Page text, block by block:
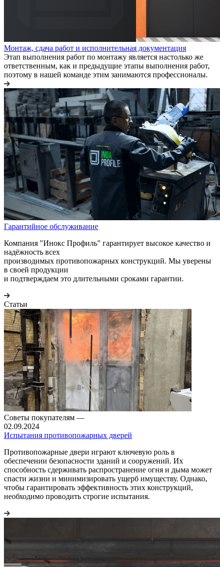
Монтаж, сдача работ и исполнительная документация
Этап выполнения работ по монтажу является настолько же
ответственным, как и предыдущие этапы выполнения работ,
поэтому в нашей команде этим занимаются профессионалы.
Гарантийное обслуживание
Компания "Инокс Профиль" гарантирует высокое качество и
надёжность всех
производимых противопожарных конструкций. Мы уверены
в своей продукции
и подтверждаем это длительными сроками гарантии.
Статьи
Советы покупателям —
02.09.2024
Испытания противопожарных дверей
Противопожарные двери играют ключевую роль в
обеспечении безопасности зданий и сооружений. Их
способность сдерживать распространение огня и дыма может
спасти жизни и минимизировать ущерб имуществу. Однако,
чтобы гарантировать эффективность этих конструкций,
необходимо проводить строгие испытания.